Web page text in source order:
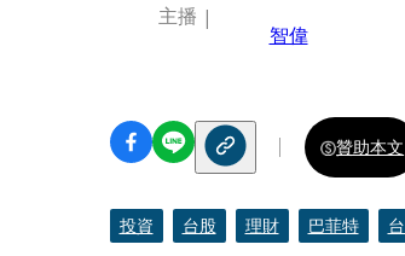
主播
智偉
贊助本文
投資 台股 理財 巴菲特